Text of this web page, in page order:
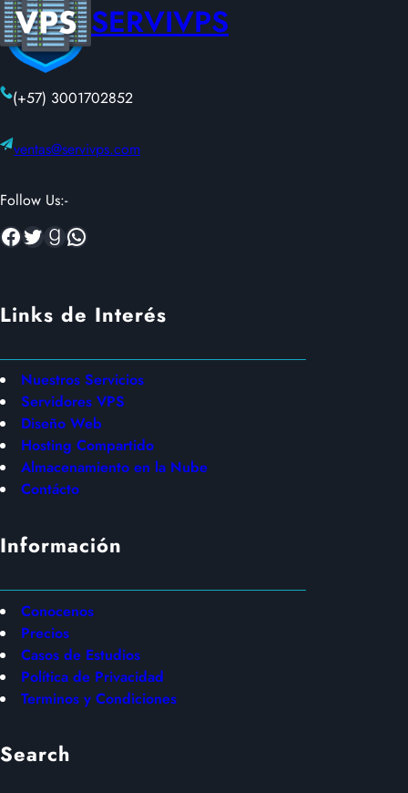
SERVIVPS
(+57) 3001702852
ventas@servivps.com
Follow Us:-
Facebook Twitter Goodreads WhatsApp
Links de Interés
Nuestros Servicios
Servidores VPS
Diseño Web
Hosting Compartido
Almacenamiento en la Nube
Contácto
Información
Conocenos
Precios
Casos de Estudios
Política de Privacidad
Terminos y Condiciones
Search